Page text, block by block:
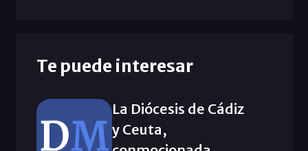
Te puede interesar
La Diócesis de Cádiz
y Ceuta,